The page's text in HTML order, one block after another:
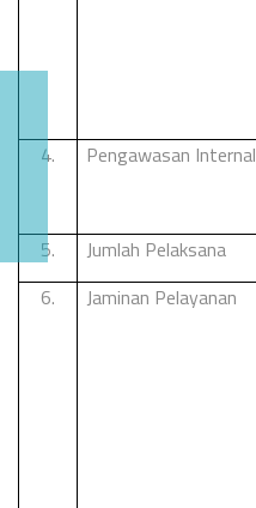
4.
Pengawasan Internal
5.
Jumlah Pelaksana
6.
Jaminan Pelayanan